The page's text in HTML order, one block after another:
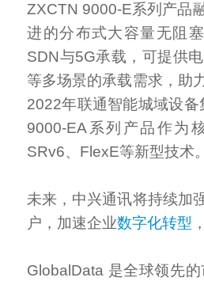
ZXCTN 9000-E系列产品
进的分布式大容量无阻
SDN与5G承载，可提供
等多场景的承载需求，助
2022年联通智能城域设
9000-EA系列产品作为
SRv6、FlexE等新型技术。
未来，中兴通讯将持续加
户，加速企业数字化转型
GlobalData 是全球领先